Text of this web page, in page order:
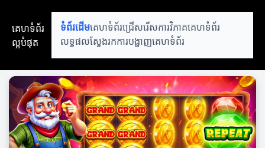
គេហទំព័រ
ល្អបំផុត
ទំព័រដើមគេហទំព័រជ្រើសរើសការវិភាគគេហទំព័រ
លទ្ធផលស្វែងរកការបង្ហាញគេហទំព័រ